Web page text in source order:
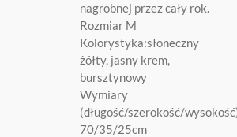
nagrobnej przez cały rok.
Rozmiar M
Kolorystyka:słoneczny
żółty, jasny krem,
bursztynowy
Wymiary
(długość/szerokość/
70/35/25cm